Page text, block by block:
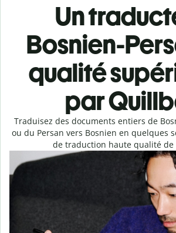
Un
Bosnien-
qualité
par
Traduisez des documents entiers de
ou du Persan vers Bosnien en quelques
de traduction haute qualité de